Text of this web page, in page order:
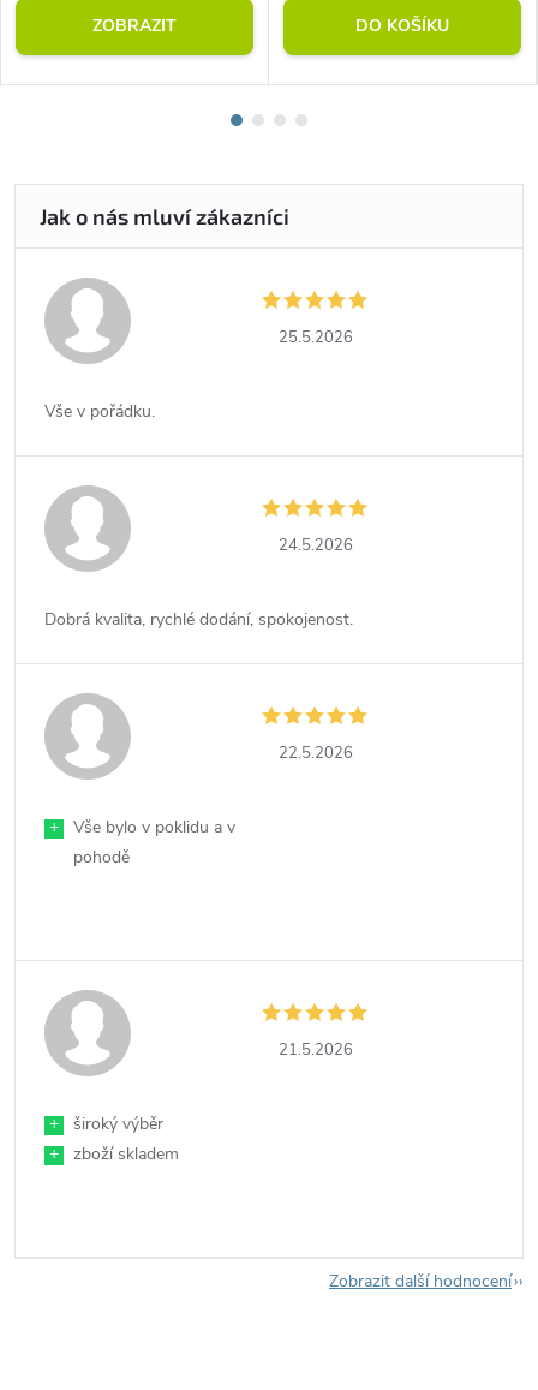
ZOBRAZIT DO KOŠÍKU
25.5.2026
Vše v pořádku.
24.5.2026
Dobrá kvalita, rychlé dodání, spokojenost.
22.5.2026
+
Vše bylo v poklidu a v
pohodě
21.5.2026
+
široký výběr
+
zboží skladem
Zobrazit další hodnocení